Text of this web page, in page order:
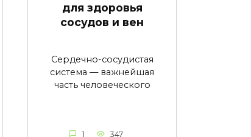
для здоровья
сосудов и вен
Сердечно-сосудистая
система — важнейшая
часть человеческого
1 347